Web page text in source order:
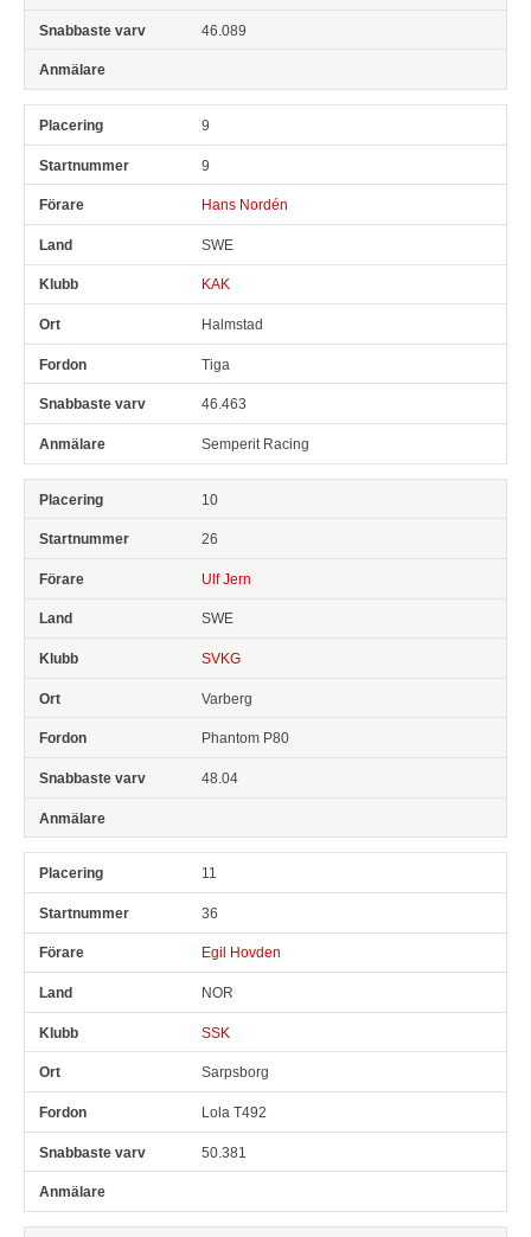
46.089
9
9
Hans Nordén
SWE
KAK
Halmstad
Tiga
46.463
Semperit Racing
10
26
Ulf Jern
SWE
SVKG
Varberg
Phantom P80
48.04
11
36
Egil Hovden
NOR
SSK
Sarpsborg
Lola T492
50.381